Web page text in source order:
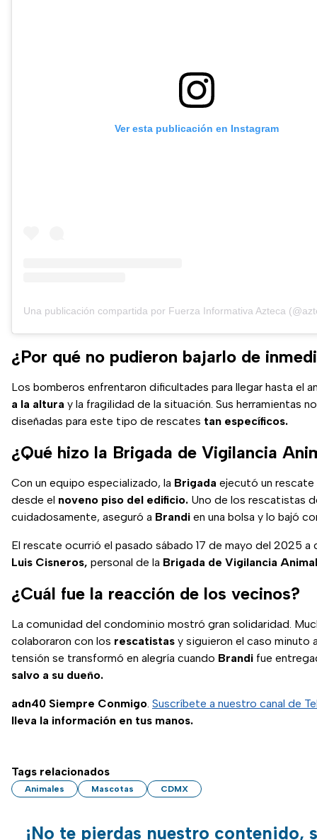
Ver esta publicación en Instagram
Una publicación compartida por Fuerza Informativa Azteca
¿Por qué no pudieron bajarlo de
Los bomberos enfrentaron dificultades para llegar hasta el
a la altura y la fragilidad de la situación. Sus herramientas
diseñadas para este tipo de rescates tan específicos.
¿Qué hizo la Brigada de Vigilancia
Con un equipo especializado, la Brigada ejecutó un
desde el noveno piso del edificio. Uno de los rescatistas
cuidadosamente, aseguró a Brandi en una bolsa y lo bajó
El rescate ocurrió el pasado sábado 17 de mayo del 2025 a
Luis Cisneros, personal de la Brigada de Vigilancia
¿Cuál fue la reacción de los vecinos?
La comunidad del condominio mostró gran solidaridad.
colaboraron con los rescatistas y siguieron el caso minuto
tensión se transformó en alegría cuando Brandi fue
salvo a su dueño.
adn40 Siempre Conmigo Suscríbete a nuestro canal de
lleva la información en tus manos.
Tags relacionados
Animales Mascotas CDMX
¡No te pierdas nuestro contenido,